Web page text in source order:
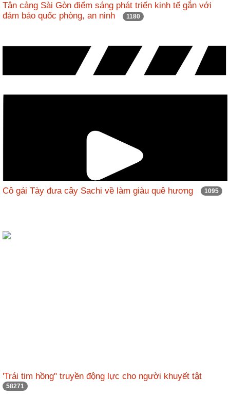
Tân cảng Sài Gòn điểm sáng phát triển kinh tế gắn với
đảm bảo quốc phòng, an ninh
1180
Cô gái Tày đưa cây Sachi về làm giàu quê hương 1095
'Trái tim hồng" truyền động lực cho người khuyết tật
58271